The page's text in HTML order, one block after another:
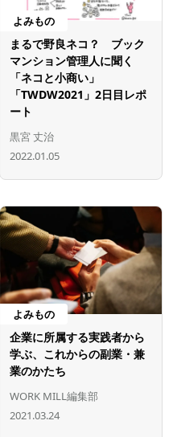
よみもの
まるで野良ネコ？ ブック
マンション管理人に聞く
「ネコと小商い」
「TWDW2021」2日目レポ
ート
黒宮 丈治
2022.01.05
よみもの
企業に所属する実践者から
学ぶ、これからの副業・兼
業のかたち
WORK MILL編集部
2021.03.24